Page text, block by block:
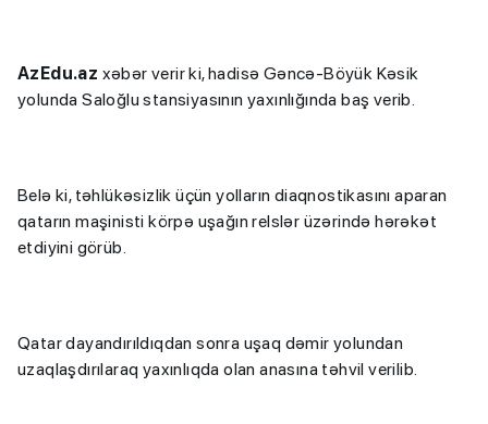
AzEdu.az xəbər verir ki, hadisə Gəncə-Böyük Kəsik
yolunda Saloğlu stansiyasının yaxınlığında baş verib.
Belə ki, təhlükəsizlik üçün yolların diaqnostikasını aparan
qatarın maşinisti körpə uşağın relslər üzərində hərəkət
etdiyini görüb.
Qatar dayandırıldıqdan sonra uşaq dəmir yolundan
uzaqlaşdırılaraq yaxınlıqda olan anasına təhvil verilib.